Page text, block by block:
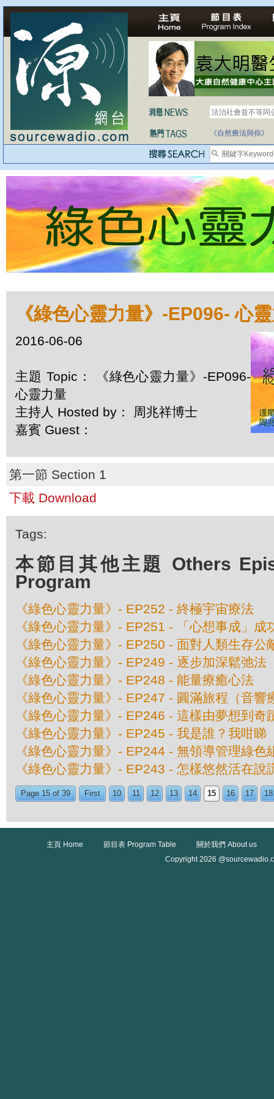
法治社會並不等同
自家教育合法化-
《自然療法與你》
《綠色心靈力量》-EP096- 心
2016-06-06
主題 Topic： 《綠色心靈力量》-EP096-
心靈力量
主持人 Hosted by： 周兆祥博士
嘉賓 Guest：
第一節 Section 1
下載 Download
Tags:
本節目其他主題 Others
Program
《綠色心靈力量》- EP252 - 終極宇宙療法
《綠色心靈力量》- EP251 - 「心想事成」成
《綠色心靈力量》- EP250 - 面對人類生存公
《綠色心靈力量》- EP249 - 逐步加深鬆弛法
《綠色心靈力量》- EP248 - 能量療癒心法
《綠色心靈力量》- EP247 - 圓滿旅程（音響
《綠色心靈力量》- EP246 - 這樣由夢想到奇
《綠色心靈力量》- EP245 - 我是誰？我咁睇
《綠色心靈力量》- EP244 - 無領導管理綠色
《綠色心靈力量》- EP243 - 怎樣悠然活在說
Page 15 of 39 First 10 11 12 13 14 15 16 17 18
主頁 Home 節目表 Program Table
關於我們 About us
Copyright 2026